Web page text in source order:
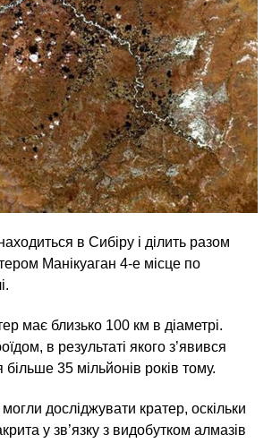
в Сибіру і ділить разом
Манікуаган 4‑е місце по
має близько 100 км в діаметрі.
в результаті якого з’явився
більше 35 мільйонів років тому.
досліджувати кратер, оскільки
у зв’язку з видобутком алмазів